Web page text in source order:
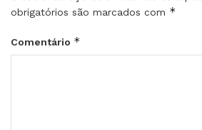
obrigatórios são marcados com *
Comentário *